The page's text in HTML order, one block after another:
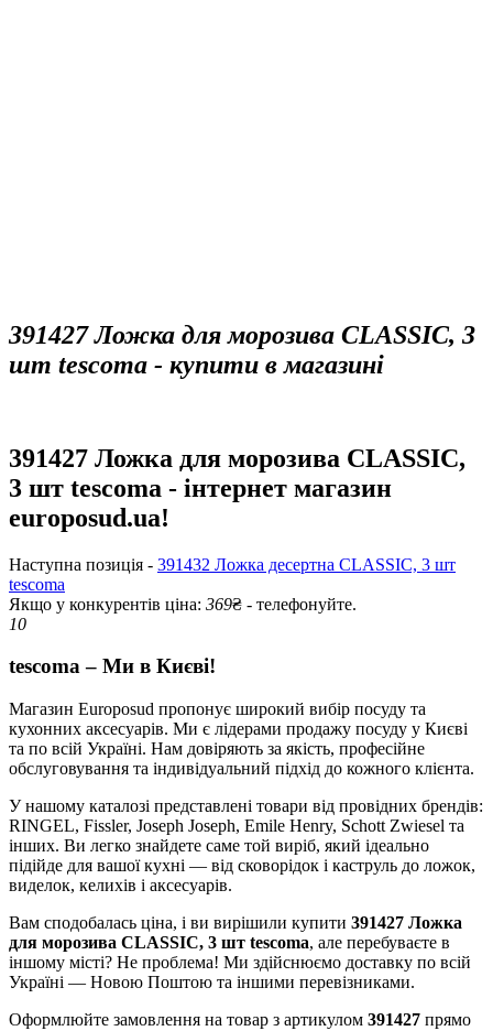
391427 Ложка для морозива CLASSIC, 3
шт tescoma - купити в магазині
391427 Ложка для морозива CLASSIC,
3 шт tescoma - інтернет магазин
europosud.ua!
Наступна позиція - 391432 Ложка десертна CLASSIC, 3 шт
tescoma
Якщо у конкурентів ціна: 369₴ - телефонуйте.
10
tescoma – Ми в Києві!
Магазин Europosud пропонує широкий вибір посуду та
кухонних аксесуарів. Ми є лідерами продажу посуду у Києві
та по всій Україні. Нам довіряють за якість, професійне
обслуговування та індивідуальний підхід до кожного клієнта.
У нашому каталозі представлені товари від провідних брендів:
RINGEL, Fissler, Joseph Joseph, Emile Henry, Schott Zwiesel та
інших. Ви легко знайдете саме той виріб, який ідеально
підійде для вашої кухні — від сковорідок і каструль до ложок,
виделок, келихів і аксесуарів.
Вам сподобалась ціна, і ви вирішили купити 391427 Ложка
для морозива CLASSIC, 3 шт tescoma, але перебуваєте в
іншому місті? Не проблема! Ми здійснюємо доставку по всій
Україні — Новою Поштою та іншими перевізниками.
Оформлюйте замовлення на товар з артикулом 391427 прямо